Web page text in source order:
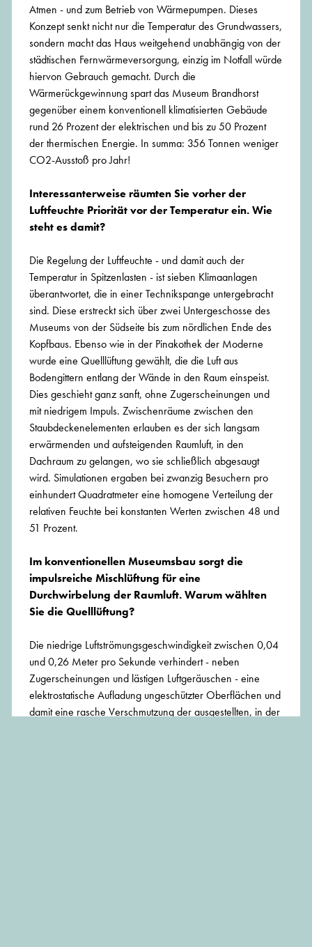
Atmen - und zum Betrieb von Wärmepumpen. Dieses
Konzept senkt nicht nur die Temperatur des Grundwassers,
sondern macht das Haus weitgehend unabhängig von der
städtischen Fernwärmeversorgung, einzig im Notfall würde
hiervon Gebrauch gemacht. Durch die
Wärmerückgewinnung spart das Museum Brandhorst
gegenüber einem konventionell klimatisierten Gebäude
rund 26 Prozent der elektrischen und bis zu 50 Prozent
der thermischen Energie. In summa: 356 Tonnen weniger
CO2-Ausstoß pro Jahr!
Interessanterweise räumten Sie vorher der
Luftfeuchte Priorität vor der Temperatur ein. Wie
steht es damit?
Die Regelung der Luftfeuchte - und damit auch der
Temperatur in Spitzenlasten - ist sieben Klimaanlagen
überantwortet, die in einer Technikspange untergebracht
sind. Diese erstreckt sich über zwei Untergeschosse des
Museums von der Südseite bis zum nördlichen Ende des
Kopfbaus. Ebenso wie in der Pinakothek der Moderne
wurde eine Quelllüftung gewählt, die die Luft aus
Bodengittern entlang der Wände in den Raum einspeist.
Dies geschieht ganz sanft, ohne Zugerscheinungen und
mit niedrigem Impuls. Zwischenräume zwischen den
Staubdeckenelementen erlauben es der sich langsam
erwärmenden und aufsteigenden Raumluft, in den
Dachraum zu gelangen, wo sie schließlich abgesaugt
wird. Simulationen ergaben bei zwanzig Besuchern pro
einhundert Quadratmeter eine homogene Verteilung der
relativen Feuchte bei konstanten Werten zwischen 48 und
51 Prozent.
Im konventionellen Museumsbau sorgt die
impulsreiche Mischlüftung für eine
Durchwirbelung der Raumluft. Warum wählten
Sie die Quelllüftung?
Die niedrige Luftströmungsgeschwindigkeit zwischen 0,04
und 0,26 Meter pro Sekunde verhindert - neben
Zugerscheinungen und lästigen Luftgeräuschen - eine
elektrostatische Aufladung ungeschützter Oberflächen und
damit eine rasche Verschmutzung der ausgestellten, in der